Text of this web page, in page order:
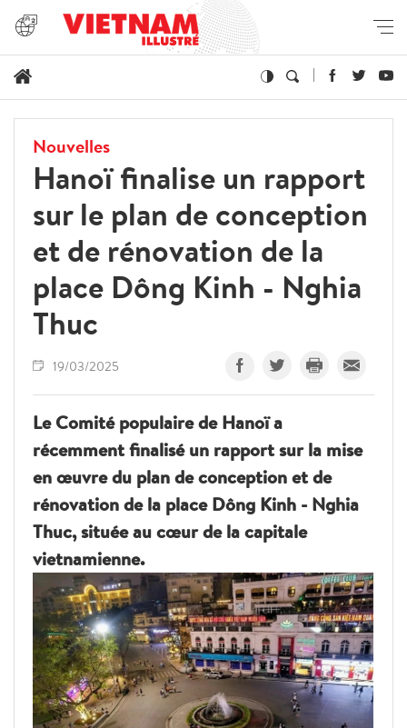
Nouvelles
Hanoï finalise un rapport
sur le plan de conception
et de rénovation de la
place Dông Kinh - Nghia
Thuc
19/03/2025
Le Comité populaire de Hanoï a
récemment finalisé un rapport sur la mise
en œuvre du plan de conception et de
rénovation de la place Dông Kinh - Nghia
Thuc, située au cœur de la capitale
vietnamienne.